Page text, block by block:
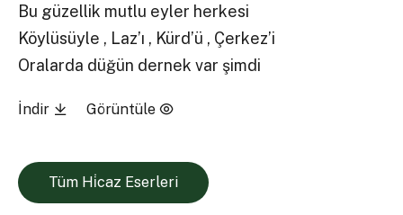
Bu güzellik mutlu eyler herkesi
Köylüsüyle , Laz’ı , Kürd’ü , Çerkez’i
Oralarda düğün dernek var şimdi
İndir Görüntüle
Tüm Hi̇caz Eserleri